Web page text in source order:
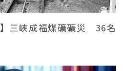
】三峽成福煤礦礦災 36名